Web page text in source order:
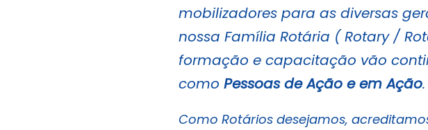
mobilizadores para as diversas
nossa Família Rotária ( Rotary /
formação e capacitação vão
como Pessoas de Ação e em Ação.
Como Rotários desejamos,